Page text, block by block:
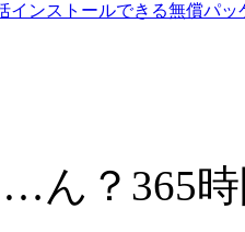
インストールできる無償パ
ん？365